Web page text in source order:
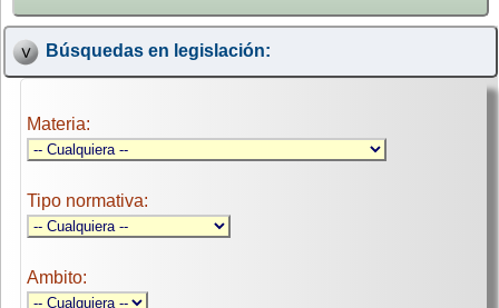
Búsquedas en legislación:
Materia:
Tipo normativa:
Ambito: